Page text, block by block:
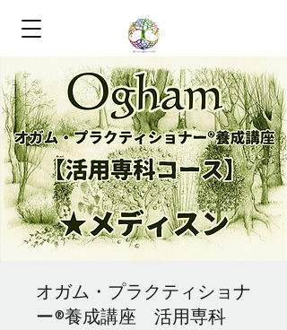
オガム・プラクティショナ
ー®養成講座 活用専科